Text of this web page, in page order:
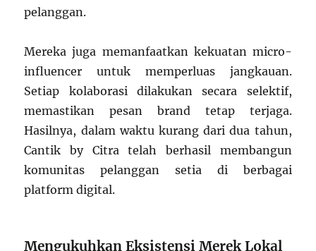
pelanggan.
Mereka juga memanfaatkan kekuatan micro-
influencer untuk memperluas jangkauan.
Setiap kolaborasi dilakukan secara selektif,
memastikan pesan brand tetap terjaga.
Hasilnya, dalam waktu kurang dari dua tahun,
Cantik by Citra telah berhasil membangun
komunitas pelanggan setia di berbagai
platform digital.
Mengukuhkan Eksistensi Merek Lokal